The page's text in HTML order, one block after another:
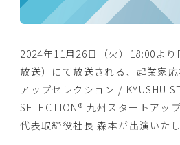
2024年11月26日（火）18:00より
放送）にて放送される、起業家
アップセレクション / KYUSHU
SELECTION® 九州スタートアッ
代表取締役社長 森本が出演いたし